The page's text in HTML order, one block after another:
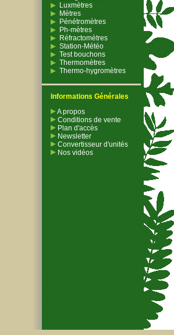
Luxmètres
Mètres
Pénétromètres
Ph-mètres
Réfractomètres
Station-Météo
Test bouchons
Thermomètres
Thermo-hygromètres
Informations Générales
A propos
Conditions de vente
Plan d'accès
Newsletter
Convertisseur d'unités
Nos vidéos